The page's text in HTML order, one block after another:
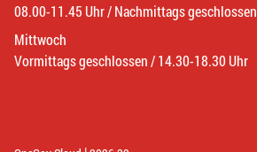
08.00-11.45 Uhr / Nachmittags geschlossen
Mittwoch
Vormittags geschlossen / 14.30-18.30 Uhr